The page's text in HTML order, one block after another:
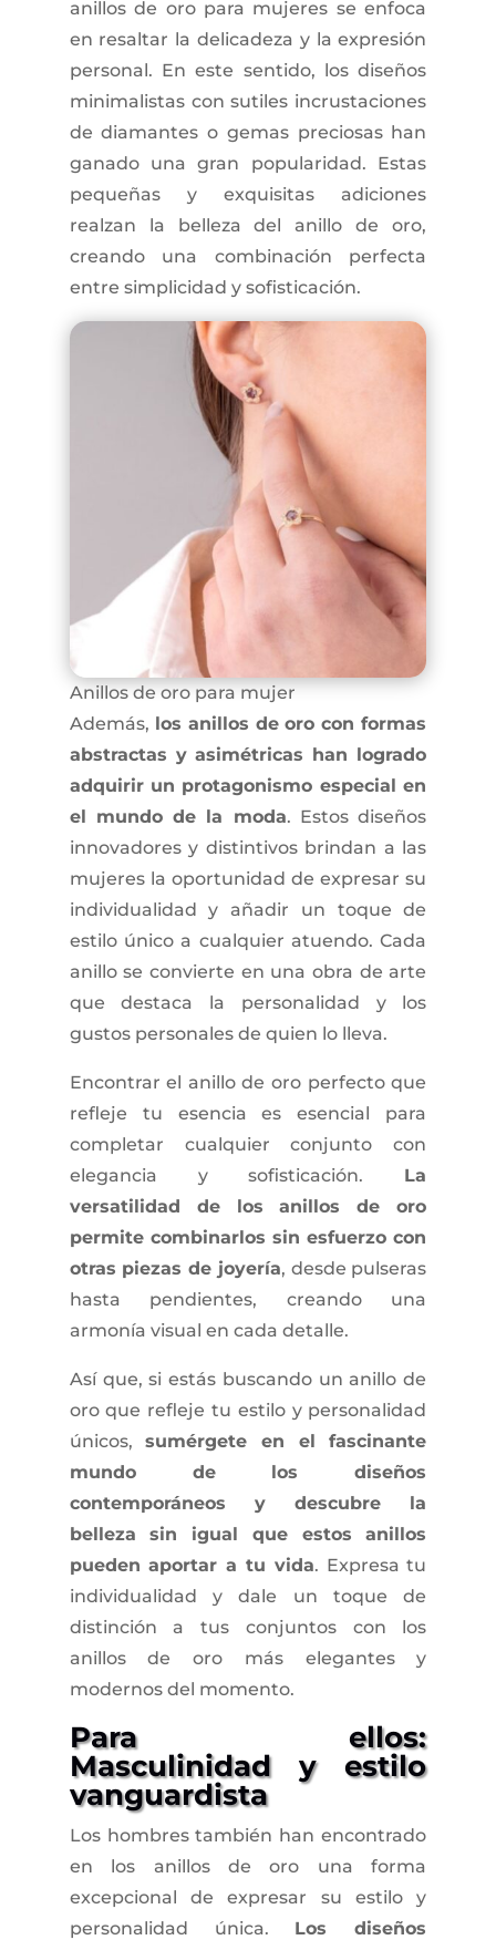
anillos de oro para mujeres se enfoca
en resaltar la delicadeza y la expresión
personal. En este sentido, los diseños
minimalistas con sutiles incrustaciones
de diamantes o gemas preciosas han
ganado una gran popularidad. Estas
pequeñas y exquisitas adiciones
realzan la belleza del anillo de oro,
creando una combinación perfecta
entre simplicidad y sofisticación.
Anillos de oro para mujer
Además, los anillos de oro con formas
abstractas y asimétricas han logrado
adquirir un protagonismo especial en
el mundo de la moda. Estos diseños
innovadores y distintivos brindan a las
mujeres la oportunidad de expresar su
individualidad y añadir un toque de
estilo único a cualquier atuendo. Cada
anillo se convierte en una obra de arte
que destaca la personalidad y los
gustos personales de quien lo lleva.
Encontrar el anillo de oro perfecto que
refleje tu esencia es esencial para
completar cualquier conjunto con
elegancia y sofisticación. La
versatilidad de los anillos de oro
permite combinarlos sin esfuerzo con
otras piezas de joyería, desde pulseras
hasta pendientes, creando una
armonía visual en cada detalle.
Así que, si estás buscando un anillo de
oro que refleje tu estilo y personalidad
únicos,sumérgete en el fascinante
mundo de los diseños
contemporáneos y descubre la
belleza sin igual que estos anillos
pueden aportar a tu vida. Expresa tu
individualidad y dale un toque de
distinción a tus conjuntos con los
anillos de oro más elegantes y
modernos del momento.
Para ellos:
Masculinidad y estilo
vanguardista
Los hombres también han encontrado
en los anillos de oro una forma
excepcional de expresar su estilo y
personalidad única. Los diseños